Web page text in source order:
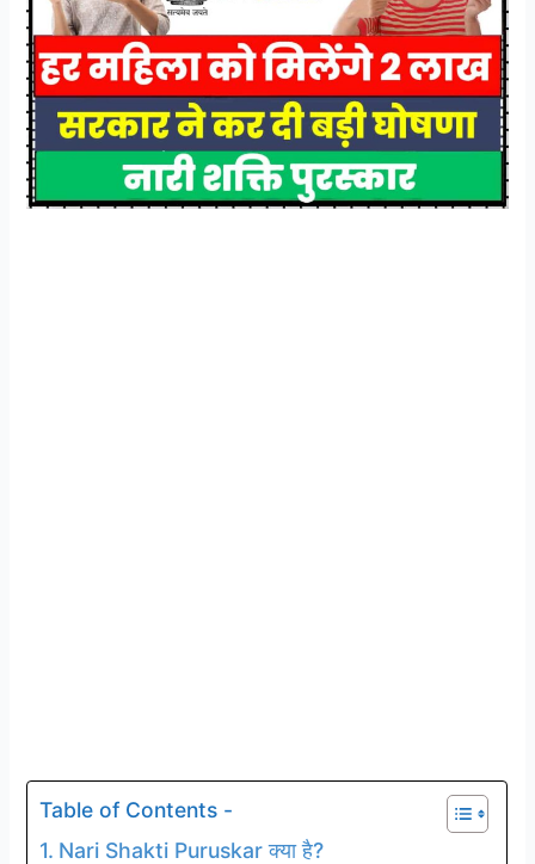
Table of Contents -
Nari Shakti Puruskar क्या है?